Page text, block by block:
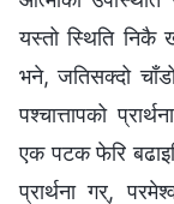
यस्तो स्थिति निकै
भने, जतिसक्दो
पश्‍चात्तापको
एक पटक फेरि
प्रार्थना गर्,